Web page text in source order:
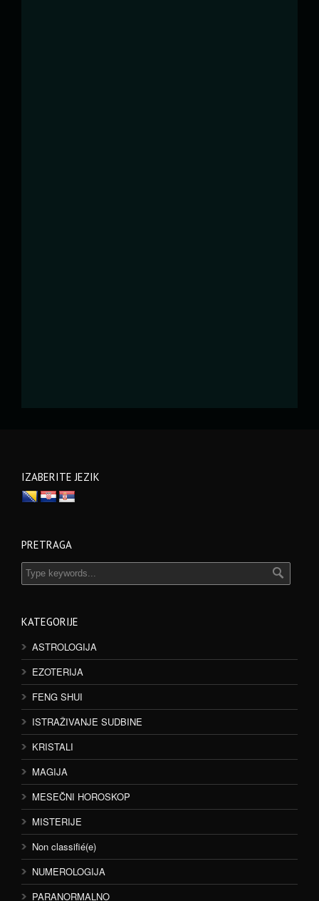
IZABERITE JEZIK
PRETRAGA
KATEGORIJE
ASTROLOGIJA
EZOTERIJA
FENG SHUI
ISTRAŽIVANJE SUDBINE
KRISTALI
MAGIJA
MESEČNI HOROSKOP
MISTERIJE
Non classifié(e)
NUMEROLOGIJA
PARANORMALNO